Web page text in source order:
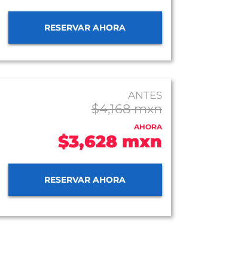
RESERVAR AHORA
ANTES
$4,168 mxn
AHORA
$3,628 mxn
RESERVAR AHORA